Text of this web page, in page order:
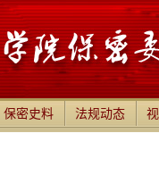
保密史料 法规动态